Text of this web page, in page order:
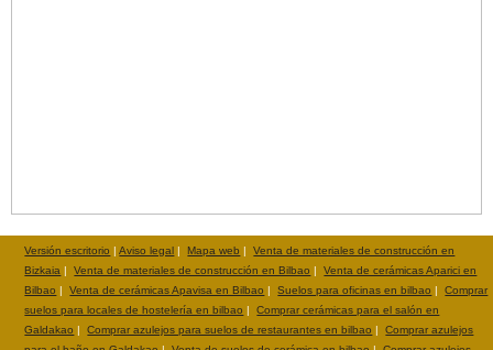
Versión escritorio |Aviso legal |Mapa web |Venta de materiales de construcción en
Bizkaia |Venta de materiales de construcción en Bilbao |Venta de cerámicas Aparici en
Bilbao |Venta de cerámicas Apavisa en Bilbao |Suelos para oficinas en bilbao |Comprar
suelos para locales de hostelería en bilbao |Comprar cerámicas para el salón en
Galdakao |Comprar azulejos para suelos de restaurantes en bilbao |Comprar azulejos